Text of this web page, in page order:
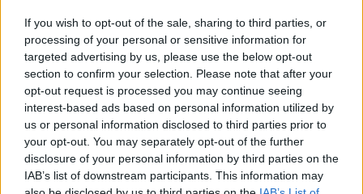
If you wish to opt-out of the sale, sharing to third parties, or
processing of your personal or sensitive information for
targeted advertising by us, please use the below opt-out
section to confirm your selection. Please note that after your
opt-out request is processed you may continue seeing
interest-based ads based on personal information utilized by
us or personal information disclosed to third parties prior to
your opt-out. You may separately opt-out of the further
disclosure of your personal information by third parties on the
IAB’s list of downstream participants. This information may
wskrzeszenia zmarłych i to właśnie on osądzi
osoby żyjące, przebywające w tym czasie w
świecie ziemskim. Fragmentem Biblii, który
skupia się jedynie na paruzji, jest Apokalipsa
według św. Jana. Wzmianki na ten temat
można także znaleźć w Ewangeliach autorstwa
innych uczniów Jezusa.